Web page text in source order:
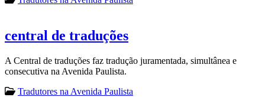
central de traduções
A Central de traduções faz tradução juramentada, simultânea e
consecutiva na Avenida Paulista.
Tradutores na Avenida Paulista